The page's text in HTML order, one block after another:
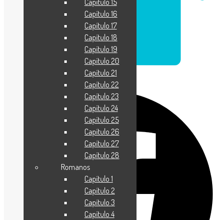
Facebook
Capítulo 15
Capítulo 16
Capítulo 17
Capítulo 18
Capítulo 19
Capítulo 20
Capítulo 21
Capítulo 22
Capítulo 23
Capítulo 24
Capítulo 25
Capítulo 26
Capítulo 27
Capítulo 28
Romanos
Capítulo 1
Capítulo 2
Capítulo 3
Capítulo 4